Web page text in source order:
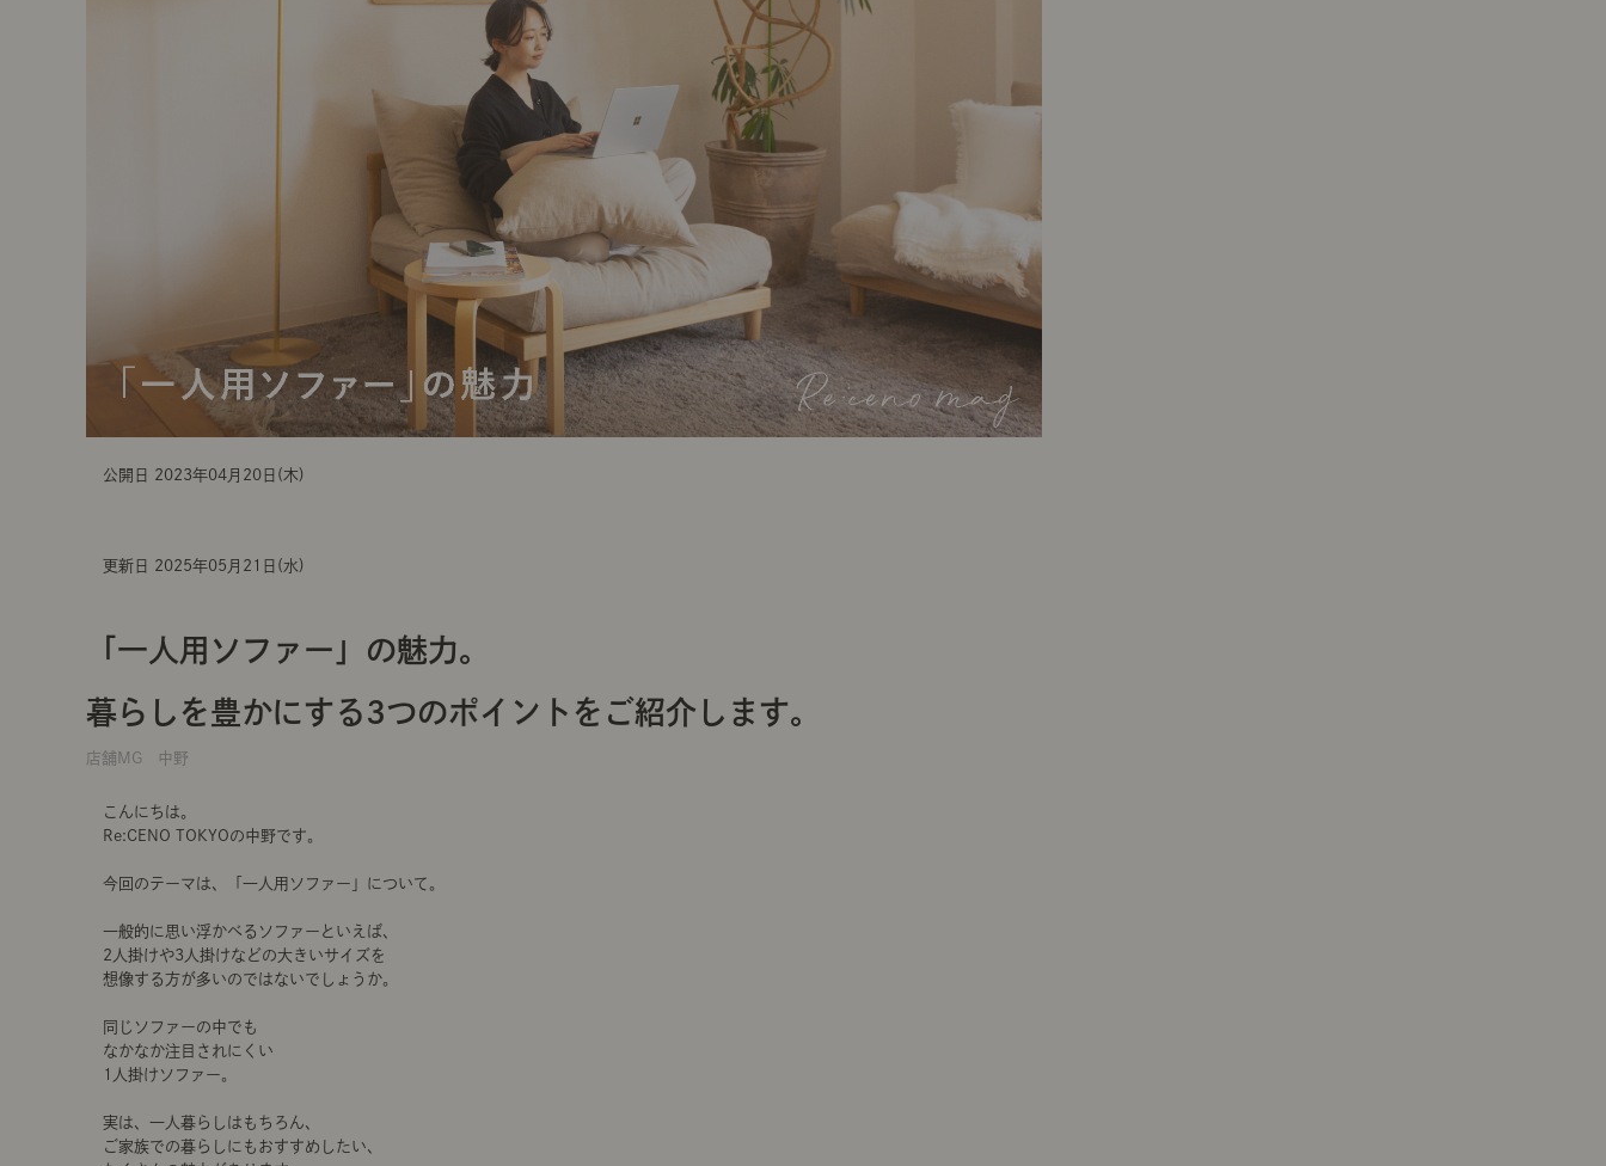
公開日 2023年04月20日(木)
更新日 2025年05月21日(水)
「一人用ソファー」の魅力。
暮らしを豊かにする3つのポイントをご紹介します。
店舗MG 中野
こんにちは。
Re:CENO TOKYOの中野です。
今回のテーマは、「一人用ソファー」について。
一般的に思い浮かべるソファーといえば、
2人掛けや3人掛けなどの大きいサイズを
想像する方が多いのではないでしょうか。
同じソファーの中でも
なかなか注目されにくい
1人掛けソファー。
実は、一人暮らしはもちろん、
ご家族での暮らしにもおすすめしたい、